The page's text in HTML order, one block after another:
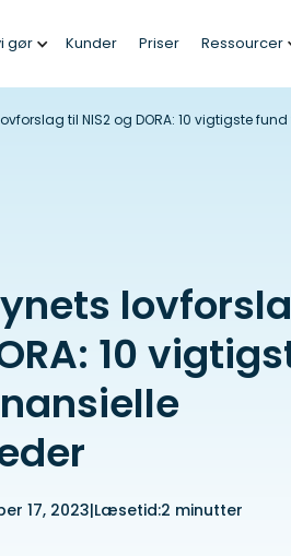
gør Kunder Priser Ressourcer
til NIS2 og DORA: 10 vigtigste
10
17, 2023|Læsetid:2 minutter